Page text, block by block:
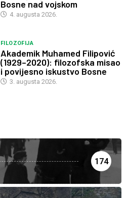
Bosne nad vojskom
4. augusta 2026.
FILOZOFIJA
Akademik Muhamed Filipović
(1929–2020): filozofska misao
i povijesno iskustvo Bosne
3. augusta 2026.
174